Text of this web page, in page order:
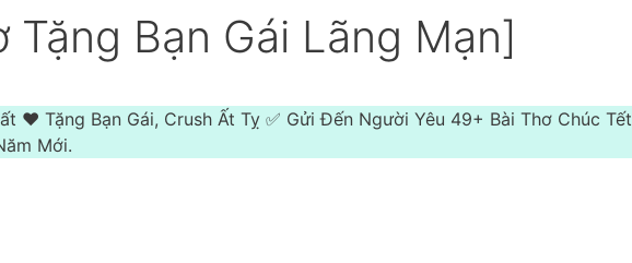
Bạn Gái Lãng Mạn]
❤️️ Tặng Bạn Gái, Crush Ất Tỵ ✅ Gửi Đến Người Yêu 49+ Bài Thơ Chúc Tết
Mới.